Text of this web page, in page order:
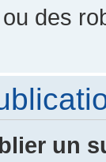
des
un